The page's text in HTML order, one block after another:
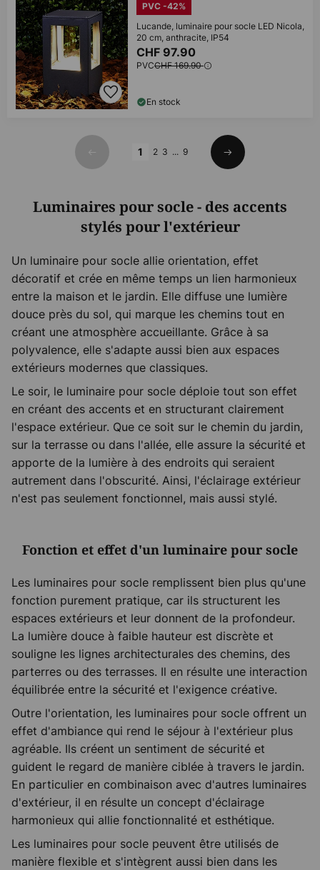
PVC -42%
Lucande, luminaire pour socle LED Nicola,
20 cm, anthracite, IP54
CHF 97.90
PVCCHF 169.90
En stock
Précédent
1 2 3 ... 9
Suivant
Luminaires pour socle - des accents
stylés pour l'extérieur
Un luminaire pour socle allie orientation, effet
décoratif et crée en même temps un lien harmonieux
entre la maison et le jardin. Elle diffuse une lumière
douce près du sol, qui marque les chemins tout en
créant une atmosphère accueillante. Grâce à sa
polyvalence, elle s'adapte aussi bien aux espaces
extérieurs modernes que classiques.
Le soir, le luminaire pour socle déploie tout son effet
en créant des accents et en structurant clairement
l'espace extérieur. Que ce soit sur le chemin du jardin,
sur la terrasse ou dans l'allée, elle assure la sécurité et
apporte de la lumière à des endroits qui seraient
autrement dans l'obscurité. Ainsi, l'éclairage extérieur
n'est pas seulement fonctionnel, mais aussi stylé.
Fonction et effet d'un luminaire pour socle
Les luminaires pour socle remplissent bien plus qu'une
fonction purement pratique, car ils structurent les
espaces extérieurs et leur donnent de la profondeur.
La lumière douce à faible hauteur est discrète et
souligne les lignes architecturales des chemins, des
parterres ou des terrasses. Il en résulte une interaction
équilibrée entre la sécurité et l'exigence créative.
Outre l'orientation, les luminaires pour socle offrent un
effet d'ambiance qui rend le séjour à l'extérieur plus
agréable. Ils créent un sentiment de sécurité et
guident le regard de manière ciblée à travers le jardin.
En particulier en combinaison avec d'autres luminaires
d'extérieur, il en résulte un concept d'éclairage
harmonieux qui allie fonctionnalité et esthétique.
Les luminaires pour socle peuvent être utilisés de
manière flexible et s'intègrent aussi bien dans les